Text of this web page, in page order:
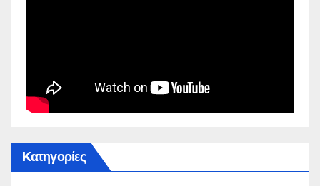
Kατηγορίες